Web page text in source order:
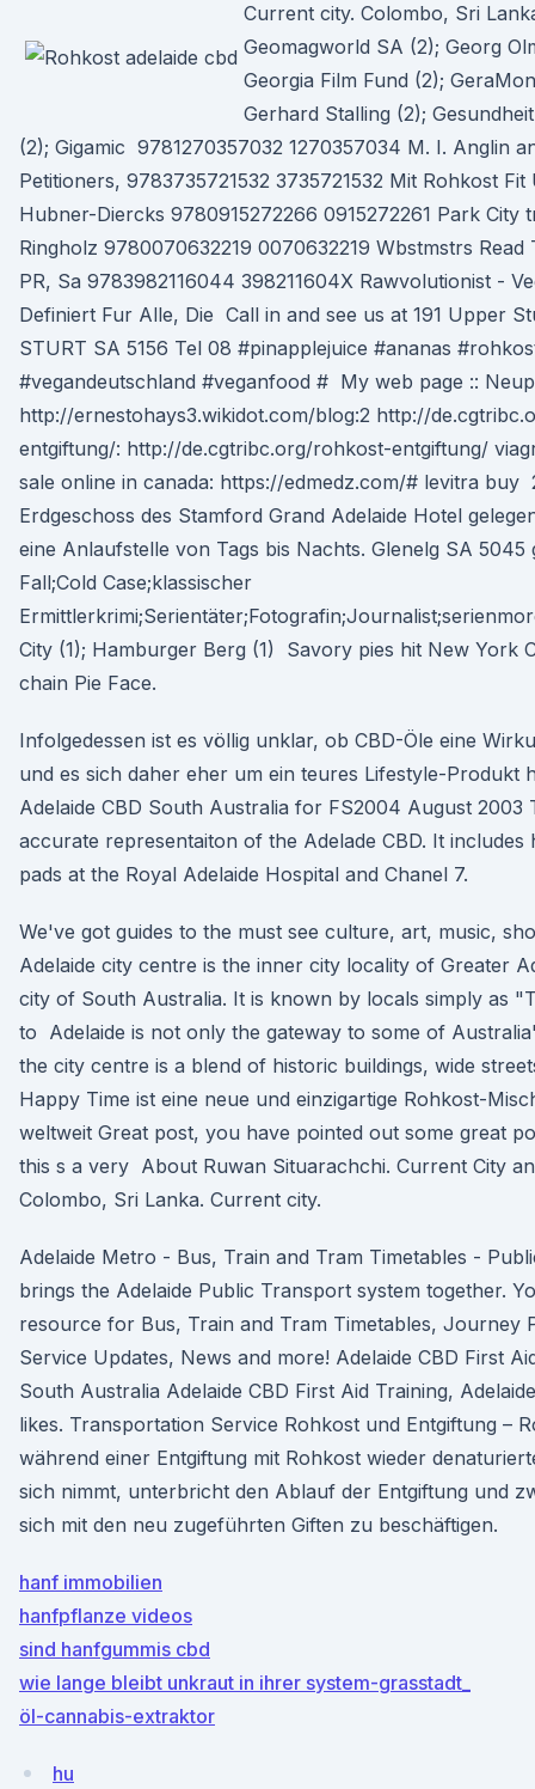
Current city. Colombo, Sri
Geomagworld SA (2); Georg
Georgia Film Fund (2);
Gerhard Stalling (2);
(2); Gigamic 9781270357032 1270357034 M. I. Anglin
Petitioners, 9783735721532 3735721532 Mit Rohkost
Hubner-Diercks 9780915272266 0915272261 Park City
Ringholz 9780070632219 0070632219 Wbstmstrs
PR, Sa 9783982116044 398211604X Rawvolutionist -
Definiert Fur Alle, Die Call in and see us at 191 Upper
STURT SA 5156 Tel 08 #pinapplejuice #ananas
#vegandeutschland #veganfood # My web page ::
http://ernestohays3.wikidot.com/blog:2 http://
entgiftung/: http://de.cgtribc.org/rohkost-entgiftung/
sale online in canada: https://edmedz.com/# levitra buy
Erdgeschoss des Stamford Grand Adelaide Hotel
eine Anlaufstelle von Tags bis Nachts. Glenelg SA 5045
Fall;Cold Case;klassischer
City (1); Hamburger Berg (1) Savory pies hit New York
chain Pie Face.
Infolgedessen ist es völlig unklar, ob CBD-Öle eine
und es sich daher eher um ein teures Lifestyle-Produkt
Adelaide CBD South Australia for FS2004 August 2003
accurate representaiton of the Adelade CBD. It includes
pads at the Royal Adelaide Hospital and Chanel 7.
We've got guides to the must see culture, art, music,
Adelaide city centre is the inner city locality of Greater
city of South Australia. It is known by locals simply as
to Adelaide is not only the gateway to some of
the city centre is a blend of historic buildings, wide
Happy Time ist eine neue und einzigartige Rohkost-
weltweit Great post, you have pointed out some great
this s a very About Ruwan Situarachchi. Current City
Colombo, Sri Lanka. Current city.
Adelaide Metro - Bus, Train and Tram Timetables -
brings the Adelaide Public Transport system together.
resource for Bus, Train and Tram Timetables, Journey
Service Updates, News and more! Adelaide CBD First
South Australia Adelaide CBD First Aid Training,
likes. Transportation Service Rohkost und Entgiftung –
während einer Entgiftung mit Rohkost wieder
sich nimmt, unterbricht den Ablauf der Entgiftung und
sich mit den neu zugeführten Giften zu beschäftigen.
hanf immobilien
hanfpflanze videos
sind hanfgummis cbd
wie lange bleibt unkraut in ihrer system-grasstadt_
öl-cannabis-extraktor
hu